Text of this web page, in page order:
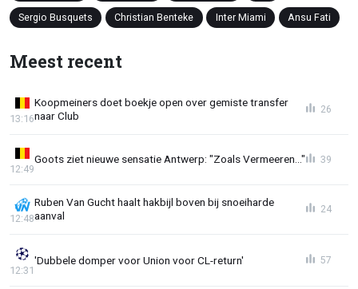
Sergio Busquets Christian Benteke Inter Miami Ansu Fati
Meest recent
Koopmeiners doet boekje open over gemiste transfer
naar Club
13:16
26
Goots ziet nieuwe sensatie Antwerp: "Zoals Vermeeren..."
12:49
39
Ruben Van Gucht haalt hakbijl boven bij snoeiharde
aanval
12:48
24
'Dubbele domper voor Union voor CL-return'
12:31
57